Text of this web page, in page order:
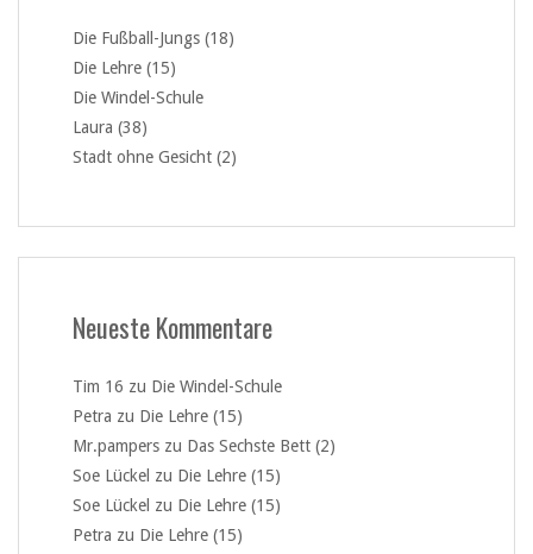
Die Fußball-Jungs (18)
Die Lehre (15)
Die Windel-Schule
Laura (38)
Stadt ohne Gesicht (2)
Neueste Kommentare
Tim 16 zu Die Windel-Schule
Petra zu Die Lehre (15)
Mr.pampers zu Das Sechste Bett (2)
Soe Lückel zu Die Lehre (15)
Soe Lückel zu Die Lehre (15)
Petra zu Die Lehre (15)